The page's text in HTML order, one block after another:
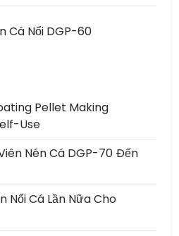
Cá Nổi DGP-60
Pellet Making
Use
Nén Cá DGP-70 Đến
Nổi Cá Lần Nữa Cho